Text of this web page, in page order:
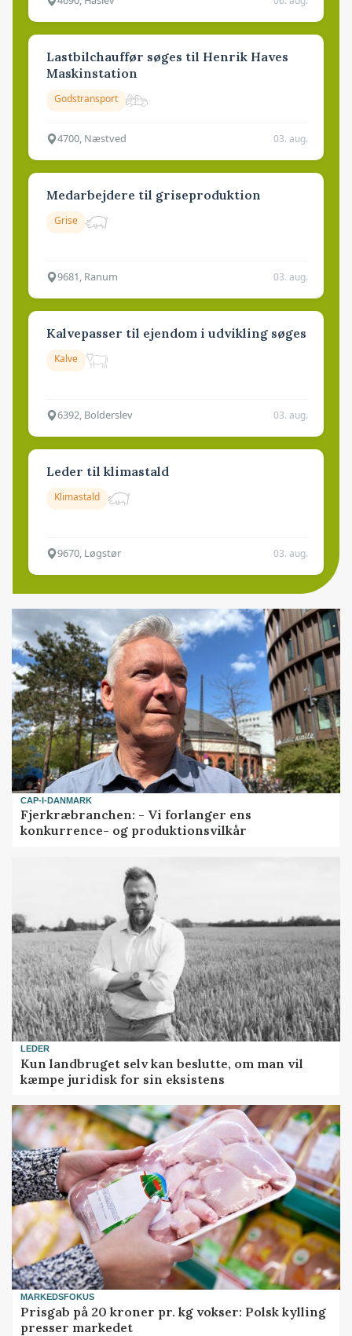
Lastbilchauffør søges til Henrik Haves
Maskinstation
Godstransport
4700, Næstved 03. aug.
Medarbejdere til griseproduktion
Grise
9681, Ranum 03. aug.
Kalvepasser til ejendom i udvikling søges
Kalve
6392, Bolderslev 03. aug.
Leder til klimastald
Klimastald
9670, Løgstør 03. aug.
CAP-I-DANMARK
Fjerkræbranchen: - Vi forlanger ens
konkurrence- og produktionsvilkår
LEDER
Kun landbruget selv kan beslutte, om man vil
kæmpe juridisk for sin eksistens
MARKEDSFOKUS
Prisgab på 20 kroner pr. kg vokser: Polsk kylling
presser markedet